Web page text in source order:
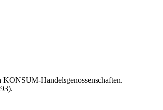
Handelsgenossenschaften.